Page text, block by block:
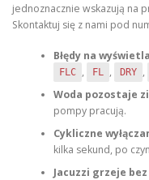
jednoznacznie wskazują na
Skontaktuj się z nami pod
Błędy na
FLC , FL , DRY ,
Woda pozostaje
pompy pracują.
Cykliczne
kilka sekund, po
Jacuzzi grzeje